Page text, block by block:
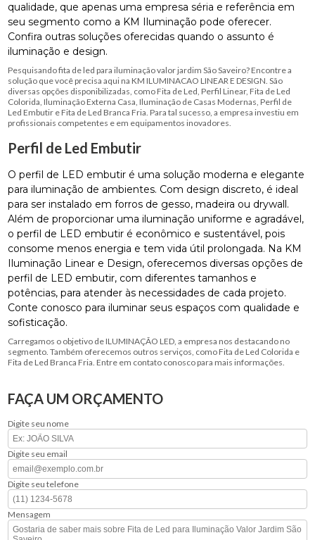
qualidade, que apenas uma empresa séria e referência em
seu segmento como a KM Iluminação pode oferecer.
Confira outras soluções oferecidas quando o assunto é
iluminação e design.
Pesquisando fita de led para iluminação valor jardim São Saveiro? Encontre a
solução que você precisa aqui na KM ILUMINACAO LINEAR E DESIGN. São
diversas opções disponibilizadas, como Fita de Led, Perfil Linear, Fita de Led
Colorida, Iluminação Externa Casa, Iluminação de Casas Modernas, Perfil de
Led Embutir e Fita de Led Branca Fria. Para tal sucesso, a empresa investiu em
profissionais competentes e em equipamentos inovadores.
Perfil de Led Embutir
O perfil de LED embutir é uma solução moderna e elegante
para iluminação de ambientes. Com design discreto, é ideal
para ser instalado em forros de gesso, madeira ou drywall.
Além de proporcionar uma iluminação uniforme e agradável,
o perfil de LED embutir é econômico e sustentável, pois
consome menos energia e tem vida útil prolongada. Na KM
Iluminação Linear e Design, oferecemos diversas opções de
perfil de LED embutir, com diferentes tamanhos e
potências, para atender às necessidades de cada projeto.
Conte conosco para iluminar seus espaços com qualidade e
sofisticação.
Carregamos o objetivo de ILUMINAÇÃO LED, a empresa nos destacando no
segmento. Também oferecemos outros serviços, como Fita de Led Colorida e
Fita de Led Branca Fria. Entre em contato conosco para mais informações.
FAÇA UM ORÇAMENTO
Digite seu nome
Digite seu email
Digite seu telefone
Mensagem